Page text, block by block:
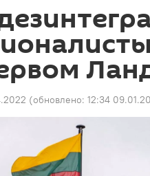
(обновлено: 12:34